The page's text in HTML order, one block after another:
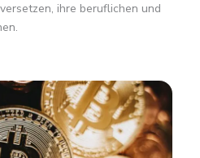
ihre beruflichen und